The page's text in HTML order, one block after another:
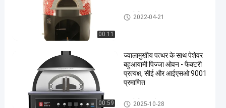
पिज्जा
ओवन
2022-
04-21
823
विचार
अब बात करें
साझा करना
00:11
इटली पिज्जा ओवन
2022-04-21
00:59
ज्वालामुखीय पत्थर के साथ पेशेवर
बहुआयामी पिज्जा ओवन - फैक्टरी
प्रत्यक्ष, सीई और आईएसओ 9001
प्रमाणित
इटली पिज्जा ओवन
2025-10-28